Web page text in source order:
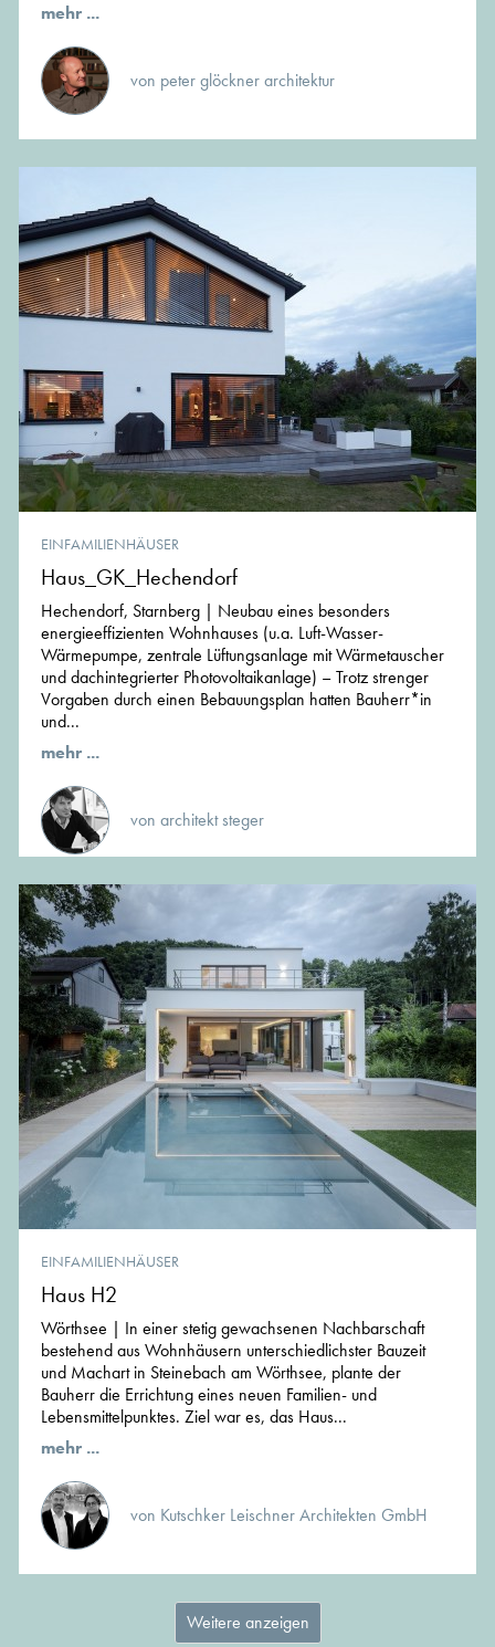
mehr ...
von peter glöckner architektur
EINFAMILIENHÄUSER
Haus_GK_Hechendorf
Hechendorf, Starnberg | Neubau eines besonders
energieeffizienten Wohnhauses (u.a. Luft-Wasser-
Wärmepumpe, zentrale Lüftungsanlage mit Wärmetauscher
und dachintegrierter Photovoltaikanlage) – Trotz strenger
Vorgaben durch einen Bebauungsplan hatten Bauherr*in
und...
mehr ...
von architekt steger
EINFAMILIENHÄUSER
Haus H2
Wörthsee | In einer stetig gewachsenen Nachbarschaft
bestehend aus Wohnhäusern unterschiedlichster Bauzeit
und Machart in Steinebach am Wörthsee, plante der
Bauherr die Errichtung eines neuen Familien- und
Lebensmittelpunktes. Ziel war es, das Haus...
mehr ...
von Kutschker Leischner Architekten GmbH
Weitere anzeigen